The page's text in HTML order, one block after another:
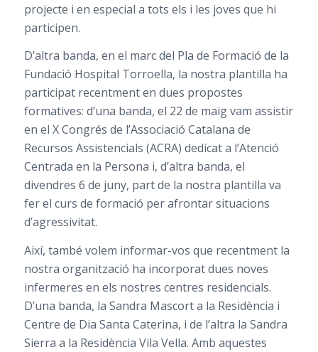
projecte i en especial a tots els i les joves que hi
participen.
D’altra banda, en el marc del Pla de Formació de la
Fundació Hospital Torroella, la nostra plantilla ha
participat recentment en dues propostes
formatives: d’una banda, el 22 de maig vam assistir
en el X Congrés de l’Associació Catalana de
Recursos Assistencials (ACRA) dedicat a l’Atenció
Centrada en la Persona i, d’altra banda, el
divendres 6 de juny, part de la nostra plantilla va
fer el curs de formació per afrontar situacions
d’agressivitat.
Així, també volem informar-vos que recentment la
nostra organització ha incorporat dues noves
infermeres en els nostres centres residencials.
D’una banda, la Sandra Mascort a la Residència i
Centre de Dia Santa Caterina, i de l’altra la Sandra
Sierra a la Residència Vila Vella. Amb aquestes